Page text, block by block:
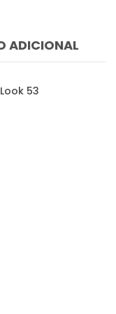
ADICIONAL
53